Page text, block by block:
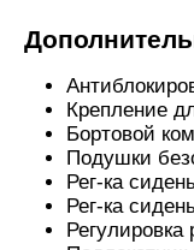
Крепление
Бортовой
Подушки
Рег-ка
Рег-ка